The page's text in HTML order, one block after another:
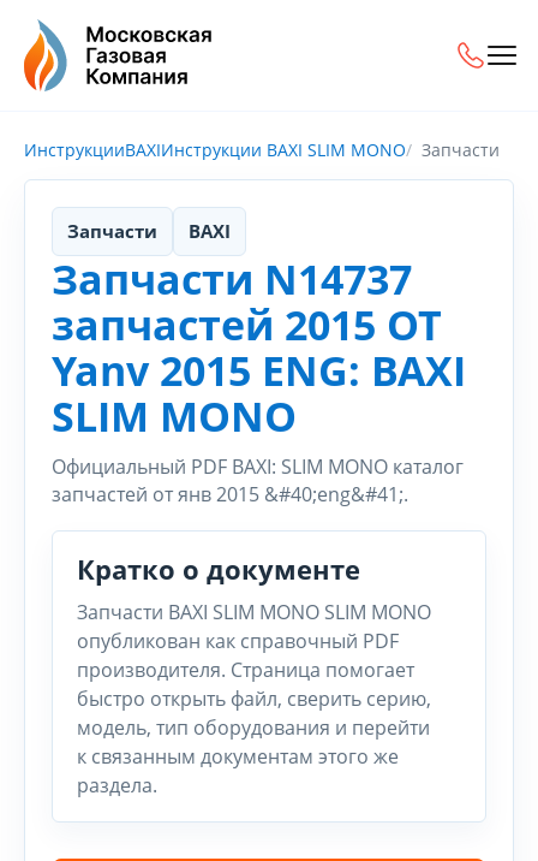
ИнструкцииBAXIИнструкции BAXI SLIM MONO Запчасти
Запчасти BAXI
Запчасти N14737
запчастей 2015 OT
Yanv 2015 ENG: BAXI
SLIM MONO
Официальный PDF BAXI: SLIM MONO каталог
запчастей от янв 2015 &#40;eng&#41;.
Кратко о документе
Запчасти BAXI SLIM MONO SLIM MONO
опубликован как справочный PDF
производителя. Страница помогает
быстро открыть файл, сверить серию,
модель, тип оборудования и перейти
к связанным документам этого же
раздела.